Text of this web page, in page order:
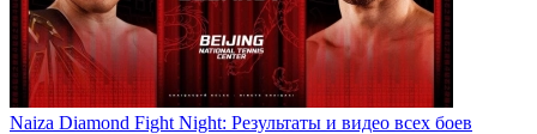
Naiza Diamond Fight Night: Результаты и видео всех боев